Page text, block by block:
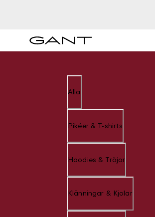
Alla
Pikéer & T-shirts
Hoodies & Tröjor
Klänningar & Kjolar